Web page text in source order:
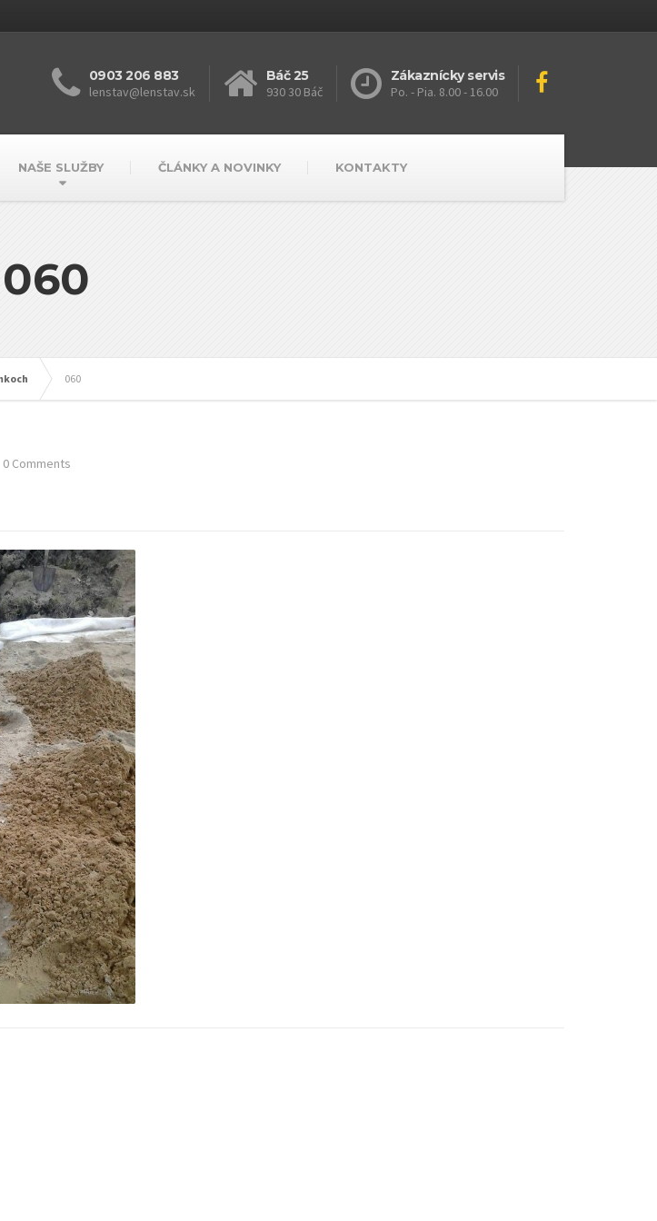
0903 206 883
lenstav@lenstav.sk
Báč 25
930 30 Báč
Zákaznícky servis
Po. - Pia. 8.00 - 16.00
NAŠE SLUŽBY ČLÁNKY A NOVINKY KONTAKTY
060
060
0 Comments